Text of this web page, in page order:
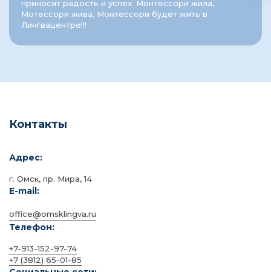
приносят радость и успех. Монтессори жила,
Мотессори жива, Монтессори будет жить в
Лингвацентре!!!
Контакты
Адрес:
г. Омск, пр. Мира, 14
E-mail:
office@omsklingva.ru
Телефон:
+7-913-152-97-74
+7 (3812) 65-01-85